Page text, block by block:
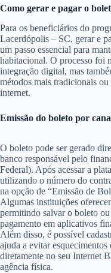
Como gerar e pagar o
Para os beneficiários do
Lacerdópolis – SC, gerar e
um passo essencial para
habitacional. O processo foi
integração digital, mas
métodos mais tradicionais
internet.
Emissão do boleto por
O boleto pode ser gerado
banco responsável pelo
Federal). Após acessar a
utilizando o número do
na opção de “Emissão de
Algumas instituições
permitindo salvar o boleto
pagamento em aplicativos
Além disso, é possível
ajuda a evitar esquecimentos
diretamente no seu Internet
agência física.